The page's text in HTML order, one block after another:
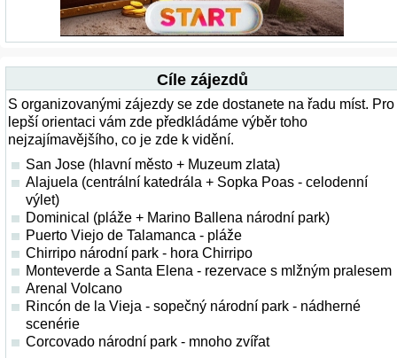
Cíle zájezdů
S organizovanými zájezdy se zde dostanete na řadu míst. Pro
lepší orientaci vám zde předkládáme výběr toho
nejzajímavějšího, co je zde k vidění.
San Jose (hlavní město + Muzeum zlata)
Alajuela (centrální katedrála + Sopka Poas - celodenní
výlet)
Dominical (pláže + Marino Ballena národní park)
Puerto Viejo de Talamanca - pláže
Chirripo národní park - hora Chirripo
Monteverde a Santa Elena - rezervace s mlžným pralesem
Arenal Volcano
Rincón de la Vieja - sopečný národní park - nádherné
scenérie
Corcovado národní park - mnoho zvířat